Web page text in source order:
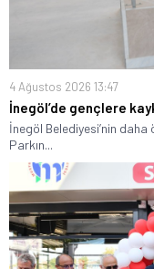
4 Ağustos 2026 13:47
İnegöl’de gençlere
İnegöl Belediyesi’nin
Parkın...